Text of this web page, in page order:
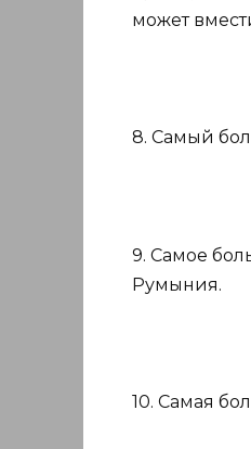
может
8. Самый
9. Самое
Румыния.
10. Самая